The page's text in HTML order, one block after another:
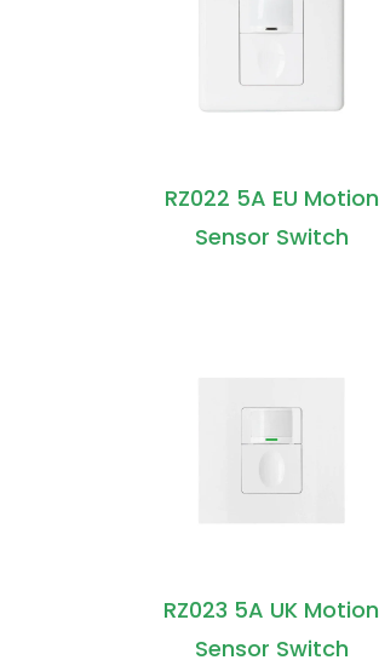
RZ022 5A EU Motion
Sensor Switch
RZ023 5A UK Motion
Sensor Switch